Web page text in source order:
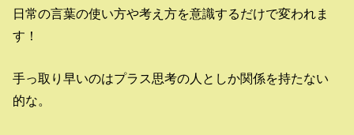
日常の言葉の使い方や考え方を意識するだけで変われま
す！
手っ取り早いのはプラス思考の人としか関係を持たない
的な。